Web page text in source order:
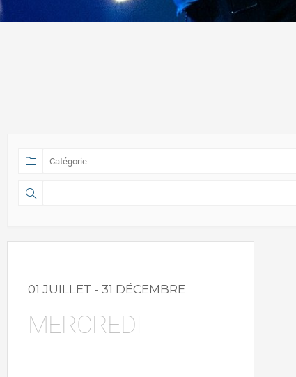
01 JUILLET - 31 DÉCEMBRE
MERCREDI